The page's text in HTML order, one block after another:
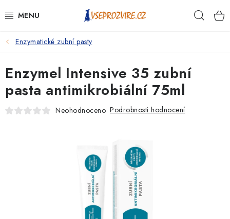
na
PSI
KOČKY
KONĚ
KRÁLÍCI/HLODAVCI/PTÁCI
Enzymatické zubní pasty
Enzymel Intensive 35 zubní
pasta antimikrobiální 75ml
Neohodnoceno Podrobnosti hodnocení